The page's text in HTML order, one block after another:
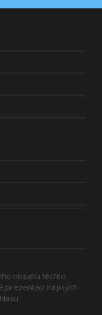
obsahu těchto
prezentaci na jiných